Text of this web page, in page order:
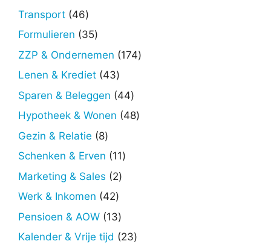
Transport 4646
producten
Formulieren 3535
producten
ZZP & Ondernemen 174174
Lenen & Krediet 4343
producten
Sparen & Beleggen 4444
producten
Hypotheek & Wonen 4848
Gezin & Relatie 88
producten
Schenken & Erven 1111
Marketing & Sales 22
Werk & Inkomen 4242
producten
Pensioen & AOW 1313
producten
Kalender & Vrije tijd 2323